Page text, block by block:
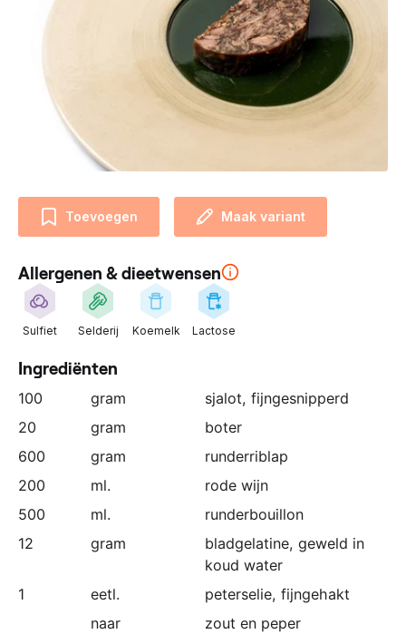
z
p
r
n
r
:
Toevoegen Maak variant
Allergenen & dieetwensen
Sulfiet Selderij Koemelk Lactose
Ingrediënten
100 gram sjalot, fijngesnipperd
20
gram
boter
600
gram
runderriblap
200
ml.
rode wijn
500
ml.
runderbouillon
12
gram bladgelatine, geweld in
koud water
1
eetl. peterselie, fijngehakt
naar
zout en peper